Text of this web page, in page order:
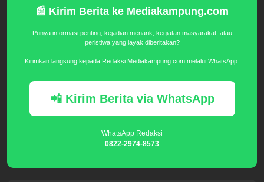
📰 Kirim Berita ke Mediakampung.com
Punya informasi penting, kejadian menarik, kegiatan masyarakat, atau
peristiwa yang layak diberitakan?
Kirimkan langsung kepada Redaksi Mediakampung.com melalui WhatsApp.
📲 Kirim Berita via WhatsApp
WhatsApp Redaksi
0822-2974-8573